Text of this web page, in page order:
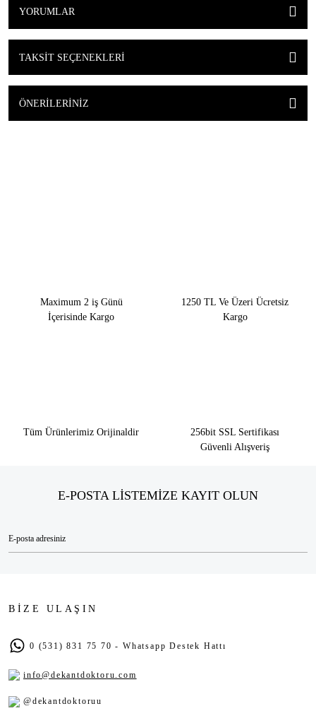
YORUMLAR
TAKSIT SEÇENEKLERI
ÖNERILERINIZ
Maximum 2 iş Günü
İçerisinde Kargo
1250 TL Ve Üzeri Ücretsiz
Kargo
Tüm Ürünlerimiz Orijinaldir
256bit SSL Sertifikası
Güvenli Alışveriş
E-POSTA LİSTEMİZE KAYIT OLUN
BİZE ULAŞIN
0 (531) 831 75 70 - Whatsapp Destek Hattı
info@dekantdoktoru.com
@dekantdoktoruu